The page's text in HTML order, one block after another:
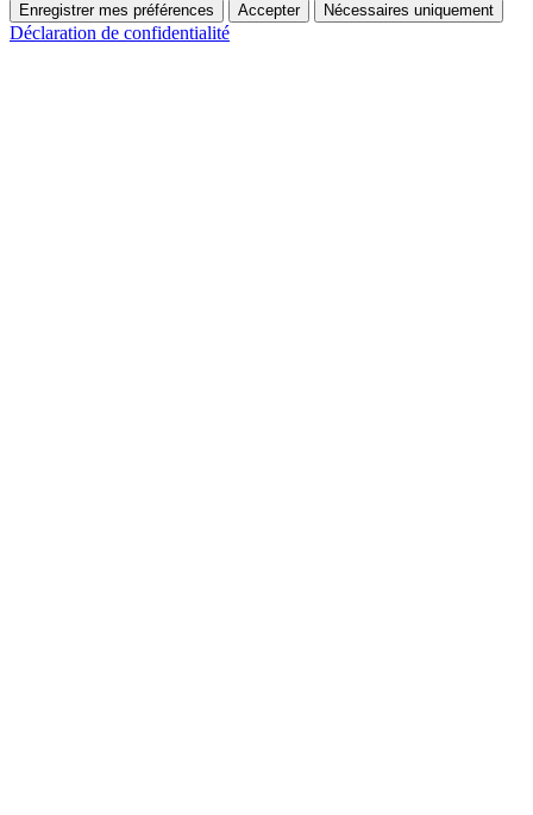
Enregistrer mes préférences Accepter Nécessaires uniquement
Déclaration de confidentialité